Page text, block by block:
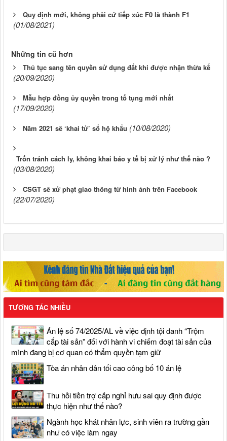
Quy định mới, không phải cứ tiếp xúc F0 là thành F1
(01/08/2021)
Những tin cũ hơn
Thủ tục sang tên quyền sử dụng đất khi được nhận thừa kế
(20/09/2020)
Mẫu hợp đồng ủy quyền trong tố tụng mới nhất
(17/09/2020)
Năm 2021 sẽ ‘khai tử’ sổ hộ khẩu (10/08/2020)
Trốn tránh cách ly, không khai báo y tế bị xử lý như thế nào ?
(03/08/2020)
CSGT sẽ xử phạt giao thông từ hình ảnh trên Facebook
(22/07/2020)
TƯƠNG TÁC NHIỀU
Án lệ số 74/2025/AL về việc định tội danh “Trộm
cắp tài sản” đối với hành vi chiếm đoạt tài sản của
mình đang bị cơ quan có thẩm quyền tạm giữ
Tòa án nhân dân tối cao công bố 10 án lệ
Thu hồi tiền trợ cấp nghỉ hưu sai quy định được
thực hiện như thế nào?
Ngành học khát nhân lực, sinh viên ra trường gần
như có việc làm ngay